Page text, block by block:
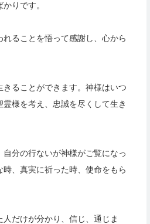
りです。
ることを悟って感謝し、心から
ることができます。神様はいつ
様を考え、忠誠を尽くして生き
分の行ないが神様がご覧になっ
、真実に祈った時、使命をもら
だけが分かり、信じ、通じま